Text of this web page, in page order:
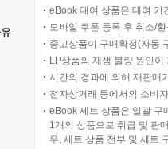
eBook 대여 상품은 대여 기
모바일 쿠폰 등록 후 취소/
중고상품이 구매확정(자동
LP상품의 재생 불량 원인
시간의 경과에 의해 재판매
전자상거래 등에서의 소비
eBook 세트 상품은 일괄 구
1개의 상품으로 취급 및 판
우, 세트 상품 전부 및 세트